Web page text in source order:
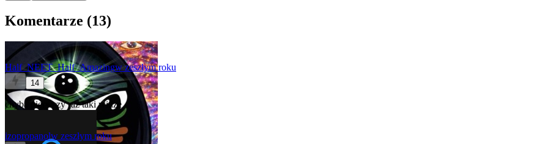
Komentarze (13)
Half_NEET_Half_Amazingw zeszłym roku
14
chyba pierwszy raz taki widzę
izopropanolw zeszłym roku